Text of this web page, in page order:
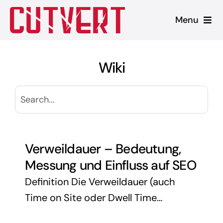
Zum
Inhalt
Menu
Blog
Wiki
Verweildauer – Bedeutung,
Messung und Einfluss auf SEO
Definition Die Verweildauer (auch
Time on Site oder Dwell Time